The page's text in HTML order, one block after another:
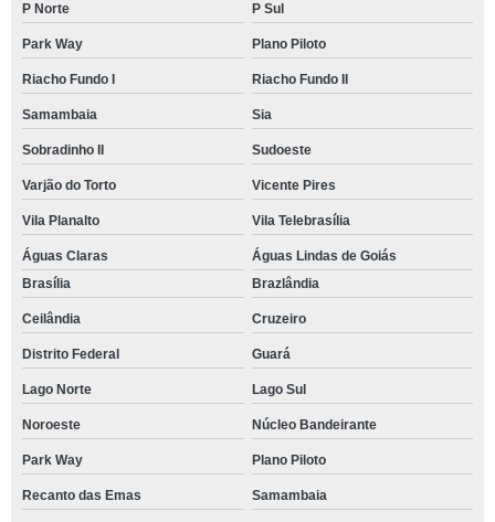
P Norte P Sul
Park Way Plano Piloto
Riacho Fundo I Riacho Fundo II
Samambaia Sia
Sobradinho II Sudoeste
Varjão do Torto Vicente Pires
Vila Planalto Vila Telebrasília
Águas Claras
Águas Lindas de Goiás
Brasília
Brazlândia
Ceilândia Cruzeiro
Distrito Federal Guará
Lago Norte Lago Sul
Noroeste Núcleo Bandeirante
Park Way Plano Piloto
Recanto das Emas Samambaia